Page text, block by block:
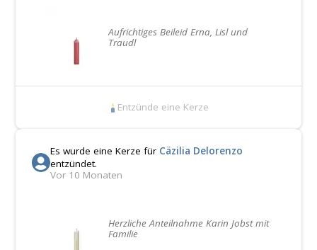
Aufrichtiges Beileid Erna, Lisl und
Traudl
Entzünde eine Kerze
Es wurde eine Kerze für Cäzilia Delorenzo
entzündet.
Vor 10 Monaten
Herzliche Anteilnahme Karin Jobst mit
Familie